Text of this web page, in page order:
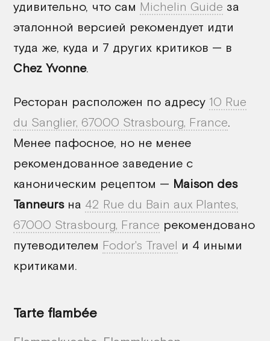
удивительно, что сам Michelin Guide за
эталонной версией рекомендует идти
туда же, куда и 7 других критиков — в
Chez Yvonne.
Ресторан расположен по адресу 10 Rue
du Sanglier, 67000 Strasbourg, France.
Менее пафосное, но не менее
рекомендованное заведение с
каноническим рецептом — Maison des
Tanneursна 42 Rue du Bain aux Plantes,
67000 Strasbourg, France рекомендовано
путеводителем Fodor's Travel и 4 иными
критиками.
Tarte flambée